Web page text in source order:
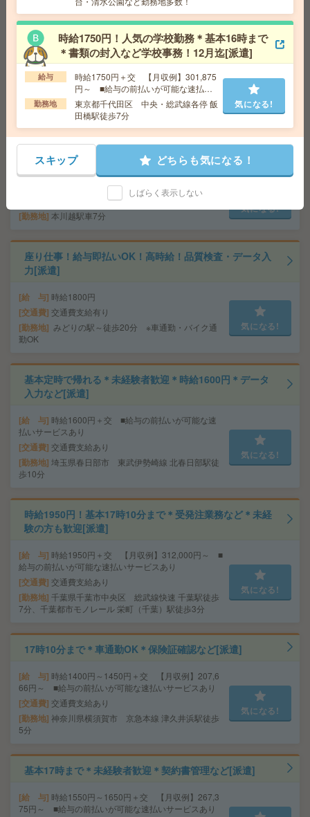
1700円＊《時間相談OK！》藤沢駅からバス10分！長期！
見学ツアーアテンド[派遣]
給 与
時給1700円～1750円 月収例 142,800円～1
47,000円
交通費 全額支給
藤沢駅民間バス10分、辻堂駅民間バス9分 ※
本鵠沼駅からも徒歩19分程度！ 自転車通勤可能！
気になる!
【時給1700円】マイカー通勤OK！長期！データ管理のお
仕事[派遣]
時給1700円 月収例 272,000円
勤務地 本川越駅車7分
気になる!
座り仕事！給与即払いOK！高時給！品質検査・データ入
力[派遣]
給 与 時給1800円
交通費 交通費支給有り
勤務地 みどりの駅～徒歩20分 ※車通勤・バイク通
勤OK
気になる!
基本定時で帰れる＊未経験者歓迎＊時給1600円＊データ
入力など[派遣]
給 与 時給1600円＋交 ■給与の前払いが可能な速
払いサービスあり
交通費 交通費支給あり
勤務地 埼玉県春日部市 東武伊勢崎線 北春日部駅徒
歩10分
気になる!
時給1950円！基本17時10分まで＊受発注業務など＊未経
験の方も歓迎[派遣]
給 与 時給1950円＋交 【月収例】312,000円～ ■
給与の前払いが可能な速払いサービスあり
交通費 交通費支給あり
勤務地 千葉県千葉市中央区 総武線快速 千葉駅徒歩
7分、千葉都市モノレール 栄町（千葉）駅徒歩3分
気になる!
17時10分まで＊車通勤OK＊保険証確認など[派遣]
給 与 時給1400円～1450円＋交 【月収例】207,6
66円～ ■給与の前払いが可能な速払いサービスあり
交通費 交通費支給あり
勤務地 神奈川県横須賀市 京急本線 津久井浜駅徒歩
5分
気になる!
基本17時まで＊未経験者歓迎＊契約書管理など[派遣]
給 与 時給1550円～1650円＋交 【月収例】267,3
75円～ ■給与の前払いが可能な速払いサービスあり
時給1750円！人気の学校勤務＊基本16時まで
＊書類の封入など学校事務！12月迄[派遣]
給与
時給1750円＋交 【月収例】301,875
円～ ■給与の前払いが可能な速払い
サービスあり
勤務地
東京都千代田区 中央・総武線各停 飯
田橋駅徒歩7分
気になる!
スキップ どちらも気になる！
しばらく表示しない